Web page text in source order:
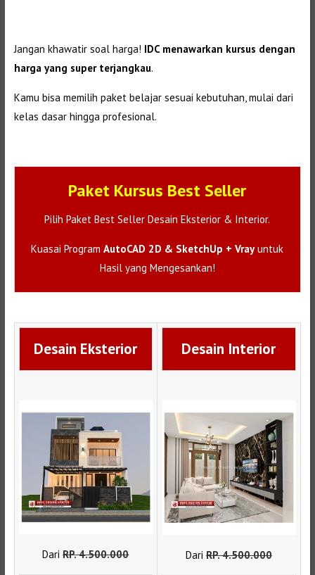
Jangan khawatir soal harga! IDC menawarkan kursus dengan
harga yang super terjangkau.
Kamu bisa memilih paket belajar sesuai kebutuhan, mulai dari
kelas dasar hingga profesional.
Paket Kursus Best Seller
Pilih Paket Best Seller Desain Eksterior & Interior.
Kuasai ProgramAutoCAD 2D & SketchUp + Vrayuntuk
Hasil yang Mengesankan!
Desain Eksterior
DariRP.4.500.000
Desain Interior
DariRP.4.500.000